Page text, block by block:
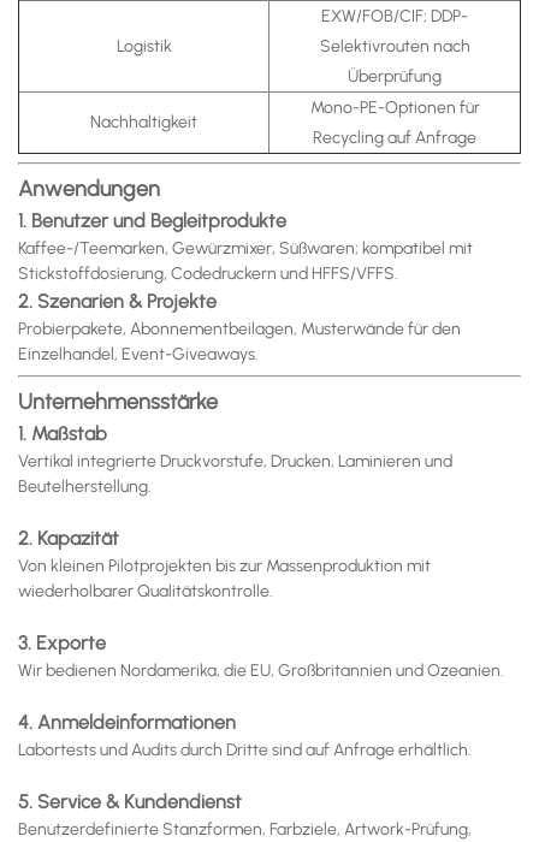
Logistik
EXW/FOB/CIF; DDP-
Selektivrouten nach
Überprüfung
Nachhaltigkeit
Mono-PE-Optionen für
Recycling auf Anfrage
Anwendungen
1. Benutzer und Begleitprodukte
Kaffee-/Teemarken, Gewürzmixer, Süßwaren; kompatibel mit
Stickstoffdosierung, Codedruckern und HFFS/VFFS.
2. Szenarien & Projekte
Probierpakete, Abonnementbeilagen, Musterwände für den
Einzelhandel, Event-Giveaways.
Unternehmensstärke
1. Maßstab
Vertikal integrierte Druckvorstufe, Drucken, Laminieren und
Beutelherstellung.
2. Kapazität
Von kleinen Pilotprojekten bis zur Massenproduktion mit
wiederholbarer Qualitätskontrolle.
3. Exporte
Wir bedienen Nordamerika, die EU, Großbritannien und Ozeanien.
4. Anmeldeinformationen
Labortests und Audits durch Dritte sind auf Anfrage erhältlich.
5. Service & Kundendienst
Benutzerdefinierte Stanzformen, Farbziele, Artwork-Prüfung,